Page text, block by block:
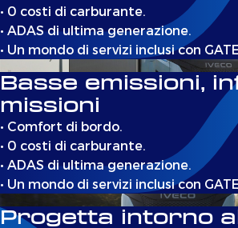
• 0 costi di carburante.
• ADAS di ultima generazione.
• Un mondo di servizi inclusi con
Basse emissioni,
missioni
• Comfort di bordo.
• 0 costi di carburante.
• ADAS di ultima generazione.
• Un mondo di servizi inclusi con
Progetta intorno